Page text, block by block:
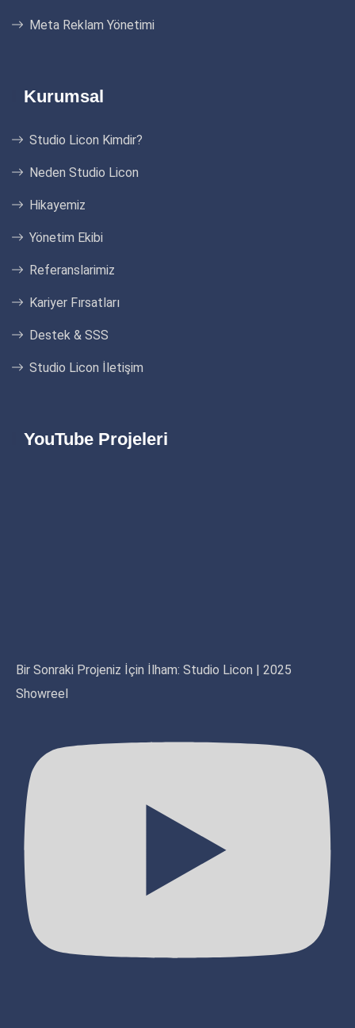
Meta Reklam Yönetimi
Kurumsal
Studio Licon Kimdir?
Neden Studio Licon
Hikayemiz
Yönetim Ekibi
Referanslarimiz
Kariyer Fırsatları
Destek & SSS
Studio Licon İletişim
YouTube Projeleri
Bir Sonraki Projeniz İçin İlham: Studio Licon | 2025
Showreel